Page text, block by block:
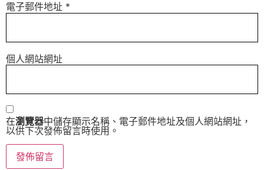
電子郵件地址 *
個人網站網址
在瀏覽器中儲存顯示名稱、電子郵件地址及個人網站網址，
以供下次發佈留言時使用。